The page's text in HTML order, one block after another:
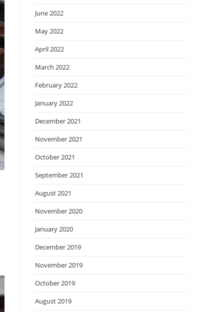
June 2022
May 2022
April 2022
March 2022
February 2022
January 2022
December 2021
November 2021
October 2021
September 2021
August 2021
November 2020
January 2020
December 2019
November 2019
October 2019
August 2019